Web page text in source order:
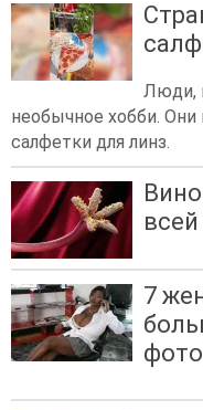
Люди,
необычное хобби.
салфетки для линз.
7